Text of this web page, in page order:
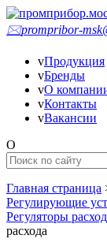
🖂prompribor-
vПродукция
vБренды
vО
vКонтакты
vВакансии
O
Главная страница
Регулирующие
Регуляторы
расхода